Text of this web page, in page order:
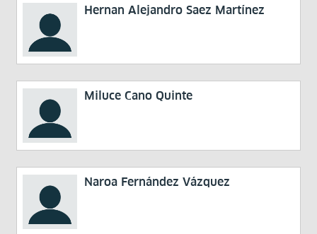
Hernan Alejandro Saez Martínez
Miluce Cano Quinte
Naroa Fernández Vázquez